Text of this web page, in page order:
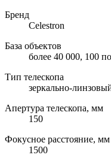
Бренд
Celestron
База объектов
более 40 000, 100
Тип телескопа
зеркально-
Апертура телескопа, мм
150
Фокусное расстояние, мм
1500